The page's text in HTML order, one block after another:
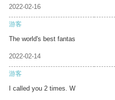
2022-02-16
游客
The world's best fantas
2022-02-14
游客
I called you 2 times. W